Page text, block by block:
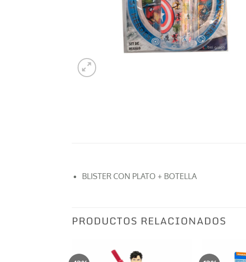
BLISTER CON PLATO + BOTELLA
PRODUCTOS RELACIONADOS